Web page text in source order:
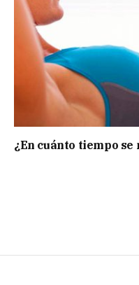
¿En cuánto tiempo se